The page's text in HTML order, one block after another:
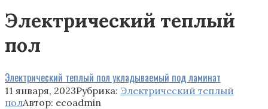
Электрический теплый
пол
Электрический теплый пол укладываемый под ламинат
11 января, 2023Рубрика: Электрический теплый
полАвтор: ecoadmin